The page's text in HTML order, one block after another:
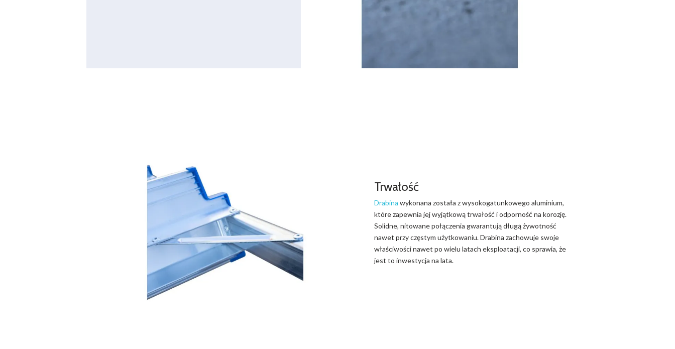
Trwałość
Drabina wykonana została z wysokogatunkowego aluminium,
które zapewnia jej wyjątkową trwałość i odporność na korozję.
Solidne, nitowane połączenia gwarantują długą żywotność
nawet przy częstym użytkowaniu. Drabina zachowuje swoje
właściwości nawet po wielu latach eksploatacji, co sprawia, że
jest to inwestycja na lata.